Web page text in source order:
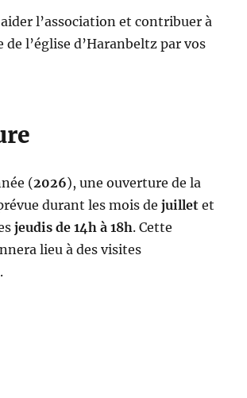
l’association et contribuer à
de l’église d’Haranbeltz par vos
(2026), une ouverture de la
durant les mois dejuillet et
jeudis de 14h à 18h. Cette
lieu à des visites